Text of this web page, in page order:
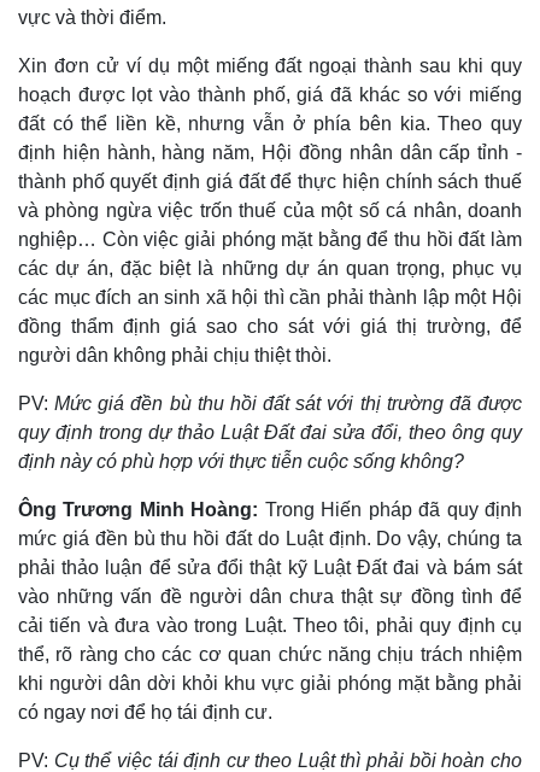
vực và thời điểm.
Xin đơn cử ví dụ một miếng đất ngoại thành sau khi quy
hoạch được lọt vào thành phố, giá đã khác so với miếng
đất có thể liền kề, nhưng vẫn ở phía bên kia. Theo quy
định hiện hành, hàng năm, Hội đồng nhân dân cấp tỉnh -
thành phố quyết định giá đất để thực hiện chính sách thuế
và phòng ngừa việc trốn thuế của một số cá nhân, doanh
nghiệp… Còn việc giải phóng mặt bằng để thu hồi đất làm
các dự án, đặc biệt là những dự án quan trọng, phục vụ
các mục đích an sinh xã hội thì cần phải thành lập một Hội
đồng thẩm định giá sao cho sát với giá thị trường, để
người dân không phải chịu thiệt thòi.
PV:Mức giá đền bù thu hồi đất sát với thị trường đã được
quy định trong dự thảo Luật Đất đai sửa đổi, theo ông quy
định này có phù hợp với thực tiễn cuộc sống không?
Ông Trương Minh Hoàng: Trong Hiến pháp đã quy định
mức giá đền bù thu hồi đất do Luật định. Do vậy, chúng ta
phải thảo luận để sửa đổi thật kỹ Luật Đất đai và bám sát
vào những vấn đề người dân chưa thật sự đồng tình để
cải tiến và đưa vào trong Luật. Theo tôi, phải quy định cụ
thể, rõ ràng cho các cơ quan chức năng chịu trách nhiệm
khi người dân dời khỏi khu vực giải phóng mặt bằng phải
có ngay nơi để họ tái định cư.
PV: Cụ thể việc tái định cư theo Luật thì phải bồi hoàn cho